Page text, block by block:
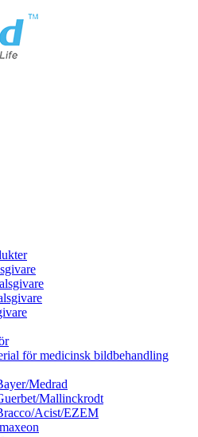
för medicinsk bildbehandling
Medrad
Mallinckrodt
Acist/EZEM